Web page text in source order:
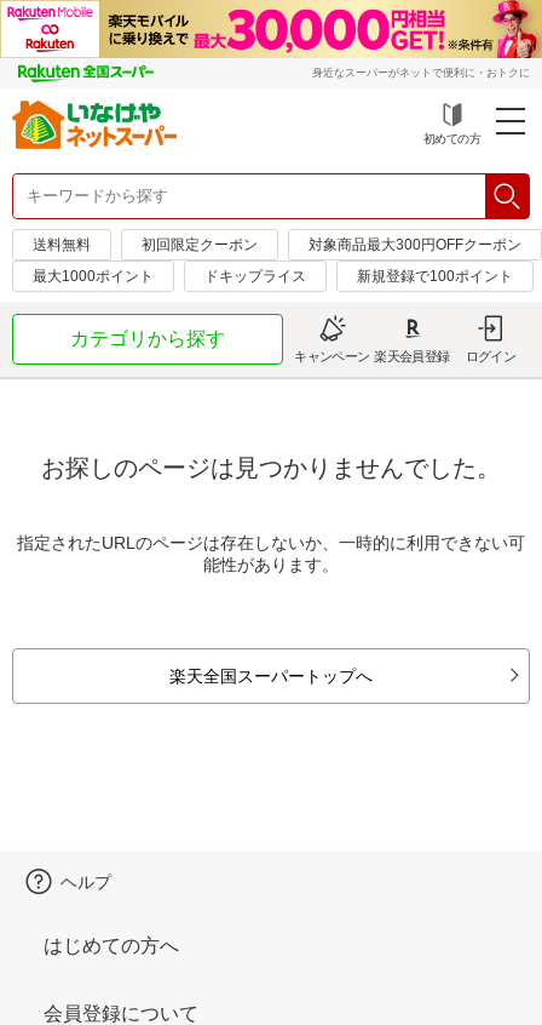
身近なスーパーがネットで便利に・おトクに
初めての方
送料無料 初回限定クーポン
対象商品最大300円OFFクーポン
最大1000ポイント
ドキップライス 新規登録で100ポイント
カテゴリから探す
キャンペーン 楽天会員登録 ログイン
お探しのページは見つかりませんでした。
指定されたURLのページは存在しないか、一時的に利用できない可
能性があります。
楽天全国スーパートップへ
ヘルプ
はじめての方へ
会員登録について